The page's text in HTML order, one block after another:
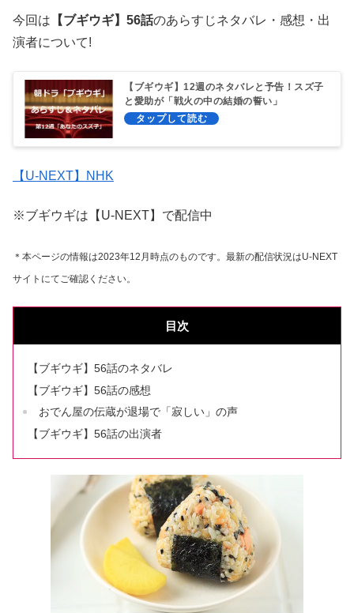
今回は 【ブギウギ】56話のあらすじネタバレ・感想・出
演者について!
【ブギウギ】12週のネタバレと予告！スズ子
と愛助が「戦火の中の結婚の誓い」
【U-NEXT】NHK
※ブギウギは【U-NEXT】で配信中
＊本ページの情報は2023年12月時点のものです。最新の配信状況はU-NEXT
サイトにてご確認ください。
目次
【ブギウギ】56話のネタバレ
【ブギウギ】56話の感想
おでん屋の伝蔵が退場で「寂しい」の声
【ブギウギ】56話の出演者